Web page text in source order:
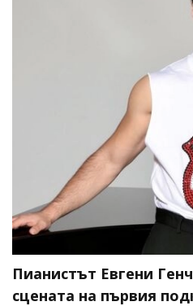
Пианистът Евгени
сцената на първия